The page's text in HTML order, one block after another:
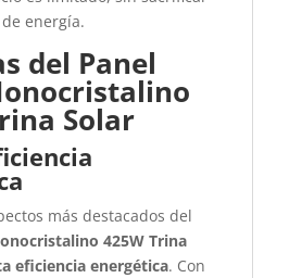
energía.
del Panel
Solar
más destacados del
425W Trina
eficiencia energética. Con